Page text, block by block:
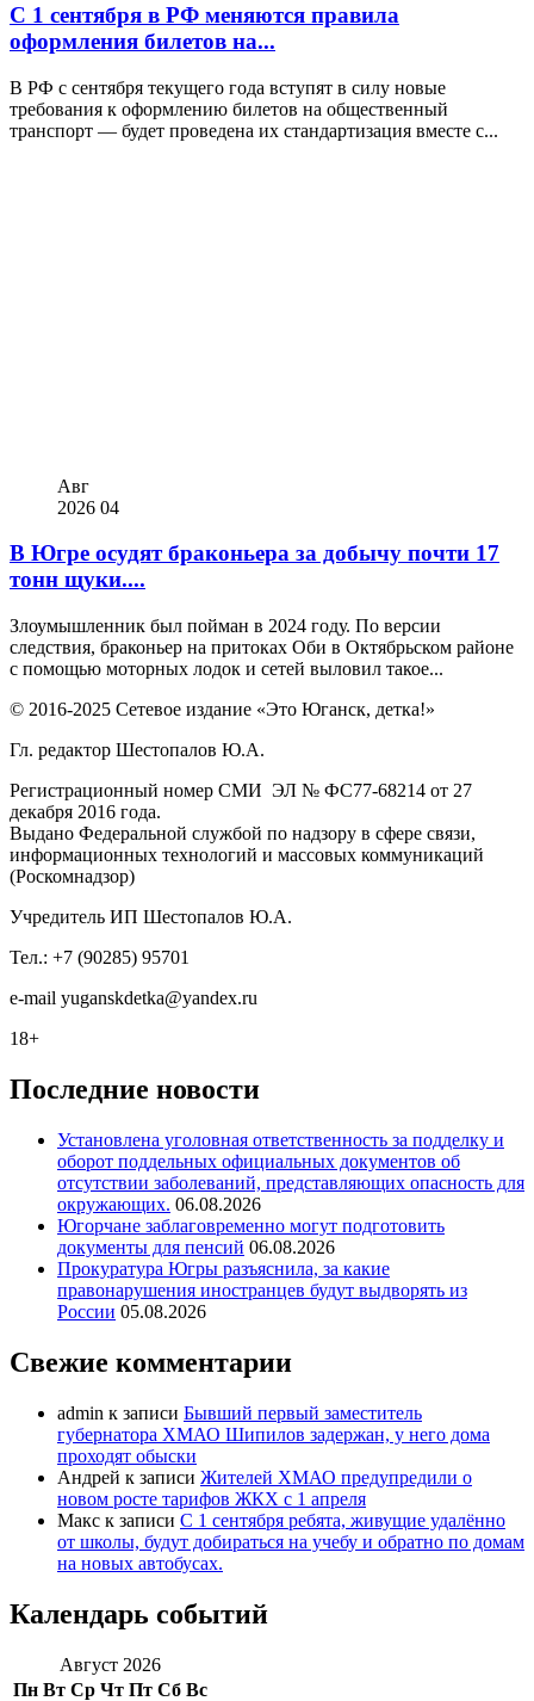
С 1 сентября в РФ меняются правила
оформления билетов на...
В РФ с сентября текущего года вступят в силу новые
требования к оформлению билетов на общественный
транспорт — будет проведена их стандартизация вместе с...
Авг
2026 04
В Югре осудят браконьера за добычу почти 17
тонн щуки....
Злоумышленник был пойман в 2024 году. По версии
следствия, браконьер на притоках Оби в Октябрьском районе
с помощью моторных лодок и сетей выловил такое...
© 2016-2025 Сетевое издание «Это Юганск, детка!»
Гл. редактор Шестопалов Ю.А.
Регистрационный номер СМИ ЭЛ № ФС77-68214 от 27
декабря 2016 года.
Выдано Федеральной службой по надзору в сфере связи,
информационных технологий и массовых коммуникаций
(Роскомнадзор)
Учредитель ИП Шестопалов Ю.А.
Тел.: +7 (90285) 95701
e-mail yuganskdetka@yandex.ru
18+
Последние новости
Установлена уголовная ответственность за подделку и
оборот поддельных официальных документов об
отсутствии заболеваний, представляющих опасность для
окружающих. 06.08.2026
Югорчане заблаговременно могут подготовить
документы для пенсий 06.08.2026
Прокуратура Югры разъяснила, за какие
правонарушения иностранцев будут выдворять из
России 05.08.2026
Свежие комментарии
admin к записи Бывший первый заместитель
губернатора ХМАО Шипилов задержан, у него дома
проходят обыски
Андрей к записи Жителей ХМАО предупредили о
новом росте тарифов ЖКХ с 1 апреля
Макс к записи С 1 сентября ребята, живущие удалённо
от школы, будут добираться на учебу и обратно по домам
на новых автобусах.
Календарь событий
Август 2026
Пн Вт Ср Чт Пт Сб Вс